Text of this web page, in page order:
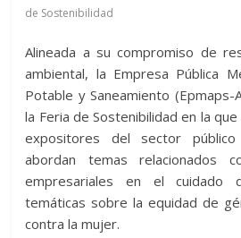
de Sostenibilidad
Alineada a su compromiso de
ambiental, la Empresa Pública
Potable y Saneamiento
la Feria de Sostenibilidad en la
expositores del sector
abordan temas relacionados
empresariales en el cuidado
temáticas sobre la equidad de
contra la mujer.